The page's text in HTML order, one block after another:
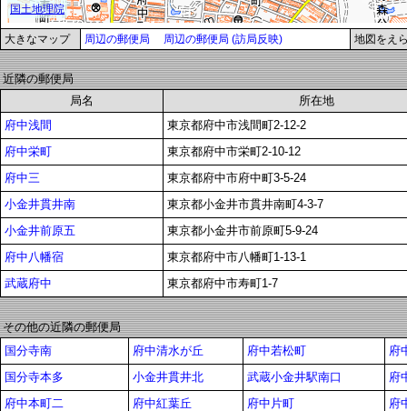
大きなマップ 周辺の郵便局 周辺の郵便局 (訪局反映) 地図をえ
近隣の郵便局
局名
所在地
府中浅間
東京都府中市浅間町2-12-2
府中栄町
東京都府中市栄町2-10-12
府中三
東京都府中市府中町3-5-24
小金井貫井南
東京都小金井市貫井南町4-3-7
小金井前原五
東京都小金井市前原町5-9-24
府中八幡宿
東京都府中市八幡町1-13-1
武蔵府中
東京都府中市寿町1-7
その他の近隣の郵便局
国分寺南
府中清水が丘 府中若松町
府
国分寺本多
小金井貫井北 武蔵小金井駅南口
府
府中本町二
府中紅葉丘 府中片町
府